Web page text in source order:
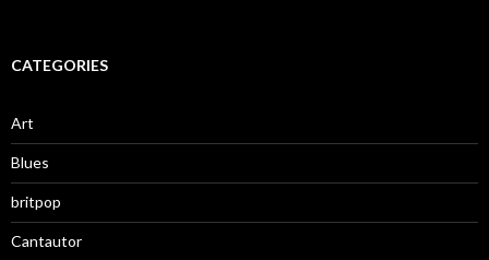
CATEGORIES
Art
Blues
britpop
Cantautor